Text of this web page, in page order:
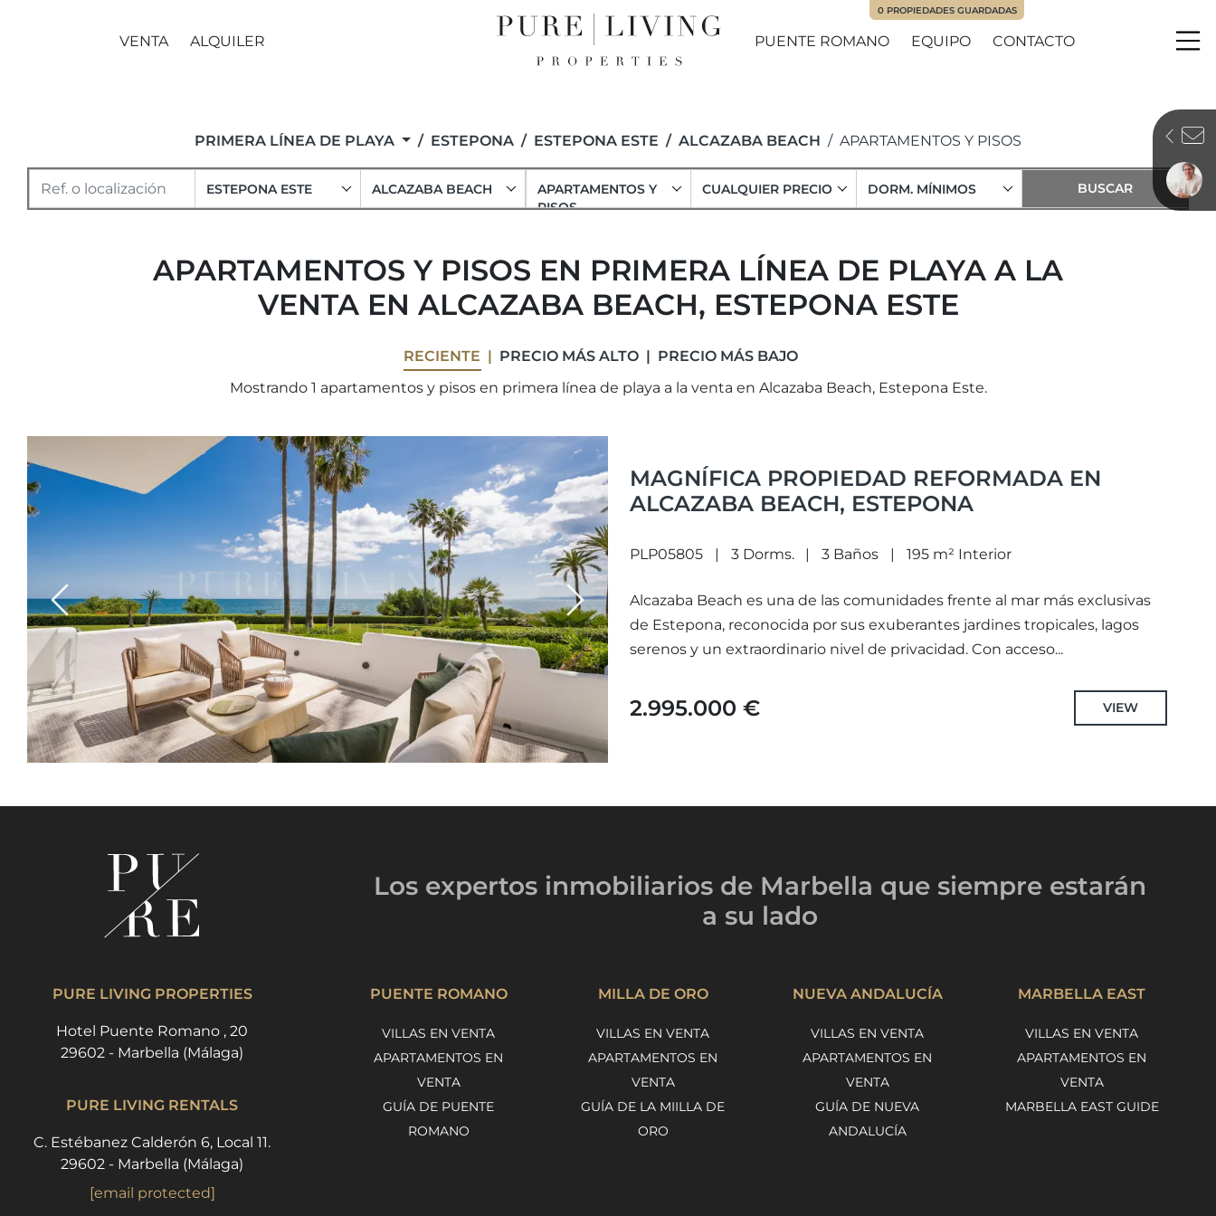
VENTA ALQUILER PUENTE ROMANO EQUIPO CONTACTO
0 PROPIEDADES GUARDADAS
PRIMERA LÍNEA DE PLAYA ESTEPONA ESTEPONA ESTE ALCAZABA BEACH APARTAMENTOS Y PISOS
ESTEPONA ESTE ALCAZABA BEACH
APARTAMENTOS Y
PISOS
CUALQUIER PRECIO DORM. MÍNIMOS
APARTAMENTOS Y PISOS EN PRIMERA LÍNEA DE PLAYA A LA
VENTA EN ALCAZABA BEACH, ESTEPONA ESTE
RECIENTE PRECIO MÁS ALTO
PRECIO MÁS BAJO
Mostrando 1 apartamentos y pisos en primera línea de playa a la venta en Alcazaba Beach, Estepona Este.
Previous Next
MAGNÍFICA PROPIEDAD REFORMADA EN
ALCAZABA BEACH, ESTEPONA
PLP05805 3 Dorms. 3 Baños 195 m² Interior
Alcazaba Beach es una de las comunidades frente al mar más exclusivas
de Estepona, reconocida por sus exuberantes jardines tropicales, lagos
serenos y un extraordinario nivel de privacidad. Con acceso...
2.995.000 € VIEW
Los expertos inmobiliarios de Marbella que siempre estarán
a su lado
PURE LIVING PROPERTIES
Hotel Puente Romano , 20
29602 - Marbella (Málaga)
PURE LIVING RENTALS
C. Estébanez Calderón 6, Local 11.
29602 - Marbella (Málaga)
[email protected]
PUENTE ROMANO
VILLAS EN VENTA
APARTAMENTOS EN
VENTA
GUÍA DE PUENTE
ROMANO
MILLA DE ORO
VILLAS EN VENTA
APARTAMENTOS EN
VENTA
GUÍA DE LA MIILLA DE
ORO
NUEVA ANDALUCÍA
VILLAS EN VENTA
APARTAMENTOS EN
VENTA
GUÍA DE NUEVA
ANDALUCÍA
MARBELLA EAST
VILLAS EN VENTA
APARTAMENTOS EN
VENTA
MARBELLA EAST GUIDE